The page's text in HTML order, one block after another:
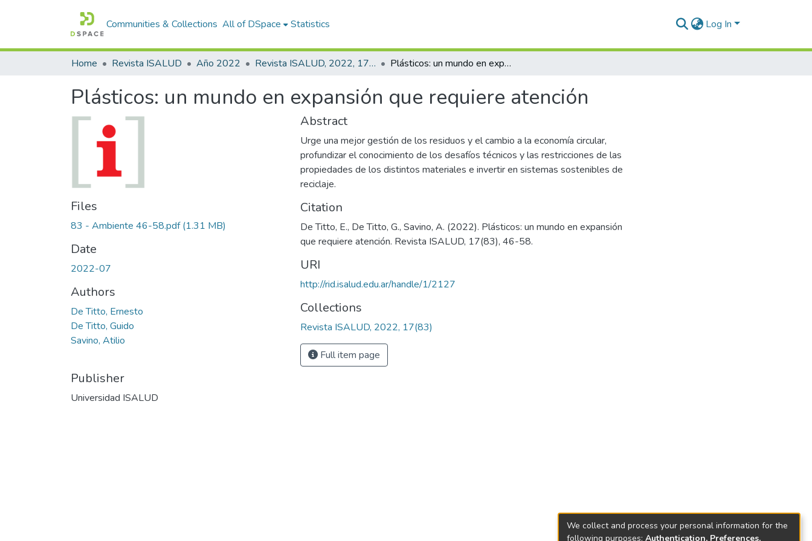
Communities & Collections All of DSpace Statistics Log In
Home Revista ISALUD Año 2022 Revista ISALUD, 2022, 17(83) Plásticos: un mundo en expansión que requiere atención
Plásticos: un mundo en expansión que requiere atención
Files
83 - Ambiente 46-58.pdf(1.31 MB)
Date
2022-07
Authors
De Titto, Ernesto
De Titto, Guido
Savino, Atilio
Publisher
Universidad ISALUD
Abstract
Urge una mejor gestión de los residuos y el cambio a la economía circular,
profundizar el conocimiento de los desafíos técnicos y las restricciones de las
propiedades de los distintos materiales e invertir en sistemas sostenibles de
reciclaje.
Citation
De Titto, E., De Titto, G., Savino, A. (2022). Plásticos: un mundo en expansión
que requiere atención. Revista ISALUD, 17(83), 46-58.
URI
http://rid.isalud.edu.ar/handle/1/2127
Collections
Revista ISALUD, 2022, 17(83)
Full item page
We collect and process your personal information for the
following purposes: Authentication, Preferences,